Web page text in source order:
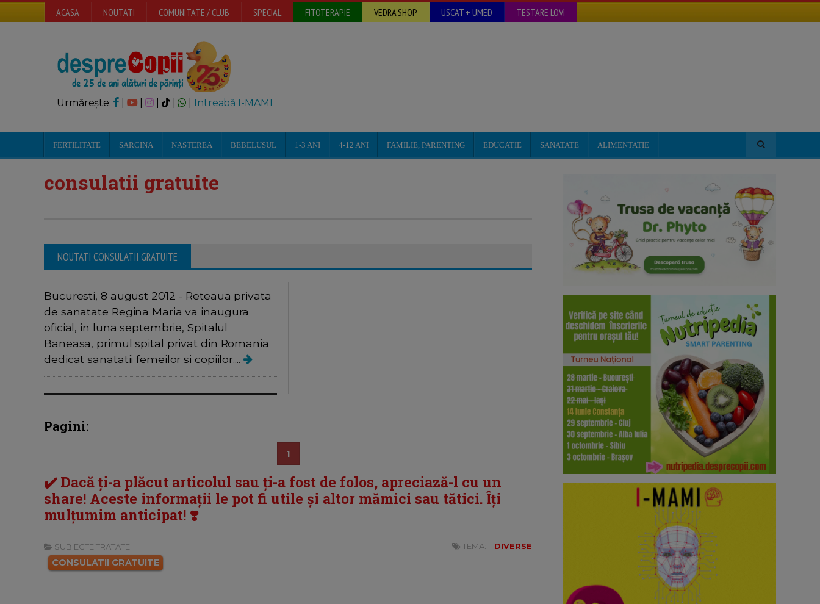
ACASA NOUTATI COMUNITATE / CLUB SPECIAL FITOTERAPIE VEDRA SHOP USCAT + UMED TESTARE LOVI
Urmărește: | | Intreabă I-MAMI
FERTILITATE SARCINA NASTEREA BEBELUSUL 1-3 ANI 4-12 ANI FAMILIE, PARENTING EDUCATIE SANATATE ALIMENTATIE
consulatii gratuite
NOUTATI CONSULATII GRATUITE
Ce isi doresc femeile?
Bucuresti, 8 august 2012 - Reteaua privata
de sanatate Regina Maria va inaugura
oficial, in luna septembrie, Spitalul
Baneasa, primul spital privat din Romania
dedicat sanatatii femeilor si copiilor....
Pagini:
1
✔️ Dacă ți-a plăcut articolul sau ți-a fost de folos, apreciază-l cu un
share! Aceste informații le pot fi utile și altor mămici sau tătici. Îți
mulțumim anticipat! ❣️
SUBIECTE TRATATE:
CONSULATII GRATUITE
TEMA: DIVERSE